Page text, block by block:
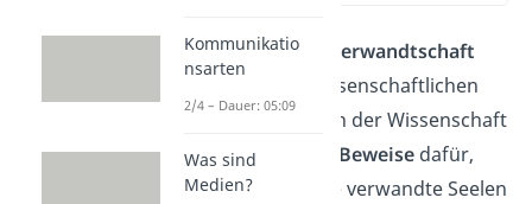
Die Idee derSeelenverwandtschaft
basiert nicht auf wissenschaftlichen
Erklärungen. Denn in der Wissenschaft
gibt es keine klaren Beweisedafür,
dass es so etwas wie verwandte Seelen
Kommunikatio
nsarten
2/4 – Dauer: 05:09
Was sind
Medien?